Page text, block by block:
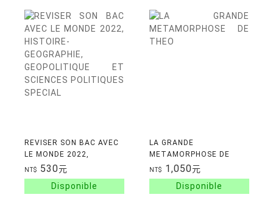
REVISER SON BAC AVEC
LE MONDE 2022,
HISTOIRE-GEOGRAPHIE,
GEOPOLITIQUE ET
SCIENCES POLITIQUES
NT$ 530元
LA GRANDE
METAMORPHOSE DE
THEO
NT$ 1,050元